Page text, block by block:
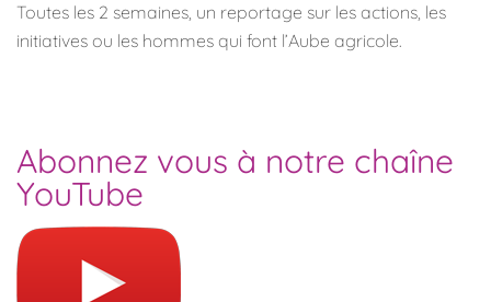
Toutes les 2 semaines, un reportage sur les actions, les
initiatives ou les hommes qui font l’Aube agricole.
Abonnez vous à notre chaîne
YouTube